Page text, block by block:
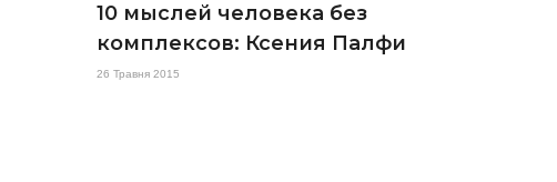
10 мыслей человека без
комплексов: Ксения Палфи
26 Травня 2015